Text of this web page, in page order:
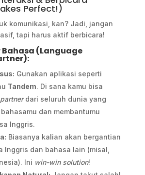
Perfect!)
komunikasi, kan? Jadi, jangan
tapi harus aktif berbicara!
Bahasa (Language
Gunakan aplikasi seperti
Tandem. Di sana kamu bisa
partnerdari seluruh dunia yang
dan membantumu
Inggris.
Biasanya kalian akan bergantian
Inggris dan bahasa lain (misal,
Ini win-win solution!